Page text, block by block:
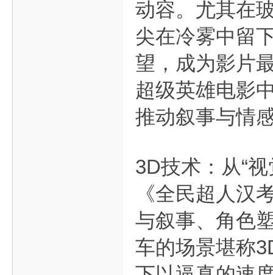
动容。尤其在
尖在冷雾中留
望，成为影片
超级英雄电影
推动叙事与情
3D技术：从“
《全民超人汉
与叙事、角色
车的场景堪称